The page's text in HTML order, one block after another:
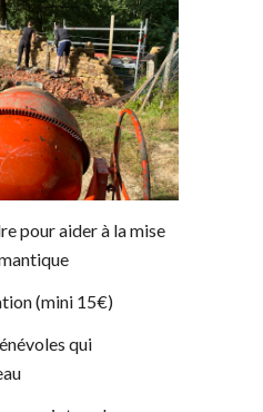
pour aider à la mise
(mini 15€)
qui